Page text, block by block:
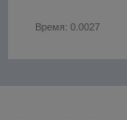
Время: 0.0027